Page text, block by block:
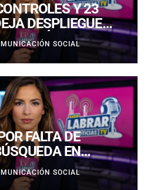
Y 23
DESPLIEGUE
Y CALDERA
SOCIAL
FALTA DE
EN
SE
DOMINGO
SOCIAL